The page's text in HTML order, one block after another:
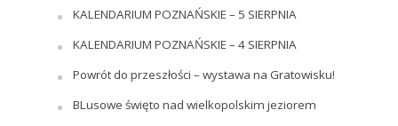
KALENDARIUM POZNAŃSKIE – 5 SIERPNIA
KALENDARIUM POZNAŃSKIE – 4 SIERPNIA
Powrót do przeszłości – wystawa na Gratowisku!
BLusowe święto nad wielkopolskim jeziorem